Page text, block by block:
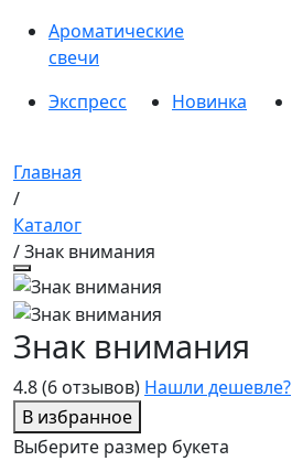
Ароматические
свечи
Экспресс
Новинка
Главная
/
Каталог
/ Знак внимания
4.8(6 отзывов) Нашли дешевле?
В избранное
Знак внимания
Выберите размер букета